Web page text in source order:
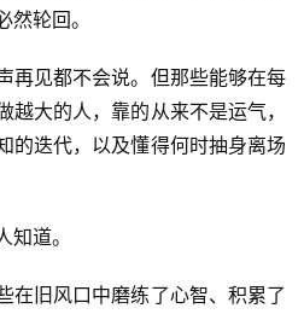
轮回。
再见都不会说。但那些能够在每
越大的人，靠的从来不是运气，
的迭代，以及懂得何时抽身离场
道。
在旧风口中磨练了心智、积累了